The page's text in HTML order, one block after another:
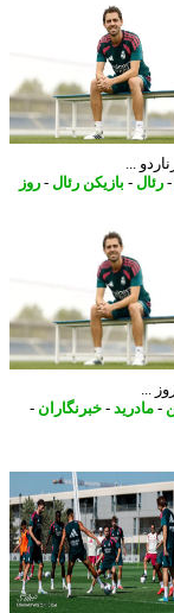
...
-بازیکن رئال -روز
- خبرنگاران-